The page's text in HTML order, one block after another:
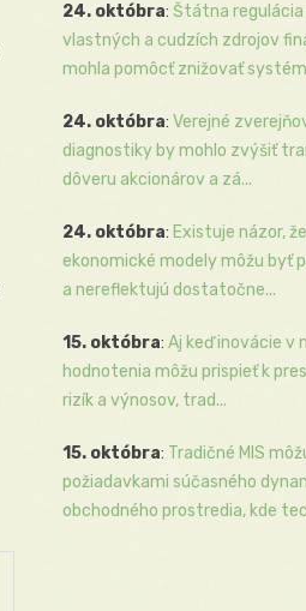
24. októbra: Štátna
vlastných a cudzích zdrojov
mohla pomôcť znižovať
24. októbra: Verejné
diagnostiky by mohlo zvýšiť
dôveru akcionárov a zá...
24. októbra: Existuje názor,
ekonomické modely môžu byť
a nereflektujú dostatočne...
15. októbra: Aj keď inovácie v
hodnotenia môžu prispieť k
rizík a výnosov, trad...
15. októbra: Tradičné MIS
požiadavkami súčasného
obchodného prostredia, kde